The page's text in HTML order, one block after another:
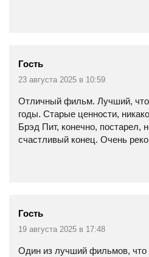
Гость
23 августа 2025 в 10:59
Отличный фильм. Лучший, что
годы. Старые ценности,
Брэд Пит, конечно, постарел,
счастливый конец. Очень
Гость
19 августа 2025 в 17:48
Один из лучший фильмов, что